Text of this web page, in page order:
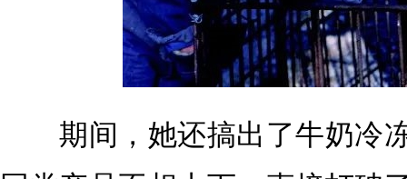
期间，她还搞出了牛奶冷